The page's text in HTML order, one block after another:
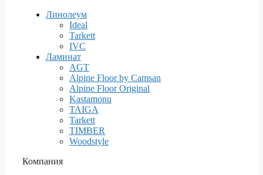
Линолеум
Ideal
Tarkett
IVC
Ламинат
AGT
Alpine Floor by Camsan
Alpine Floor Original
Kastamonu
TAIGA
Tarkett
TIMBER
Woodstyle
Компания